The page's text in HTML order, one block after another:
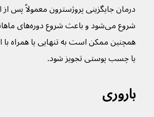
درمان جایگزینی پروژسترون معمولاً پس
همچنین ممکن است به تنهایی یا همراه
یا چسب پوستی تجویز شود.
باروری